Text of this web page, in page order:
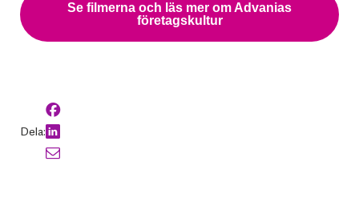
Se filmerna och läs mer om Advanias
företagskultur
Dela: